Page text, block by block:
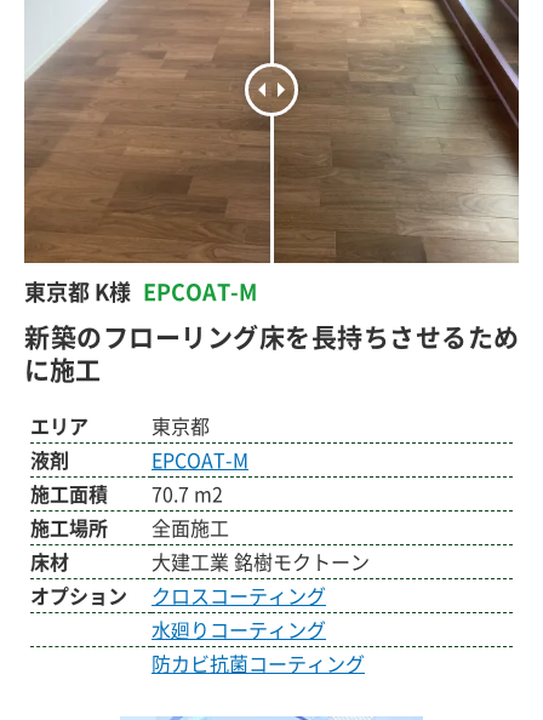
東京都 K様 EPCOAT-M
新築のフローリング床を長持ちさせるため
に施工
エリア
東京都
液剤
EPCOAT-M
施工面積
70.7 m2
施工場所
全面施工
床材
大建工業 銘樹モクトーン
オプション
クロスコーティング
水廻りコーティング
防カビ抗菌コーティング